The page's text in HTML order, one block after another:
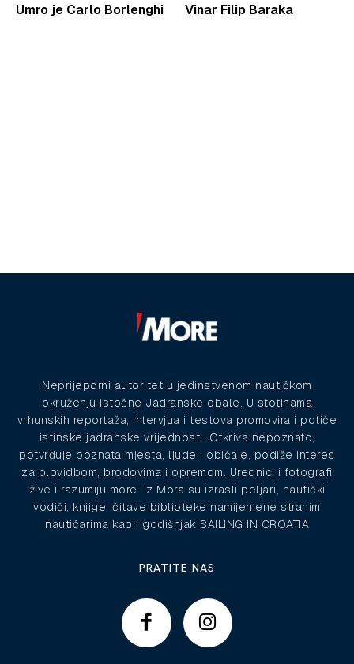
Umro je Carlo Borlenghi Vinar Filip Baraka
Neprijeporni autoritet u jedinstvenom nautičkom
okruženju istočne Jadranske obale. U stotinama
vrhunskih reportaža, intervjua i testova promovira i potiče
istinske jadranske vrijednosti. Otkriva nepoznato,
potvrđuje poznata mjesta, ljude i običaje, podiže interes
za plovidbom, brodovima i opremom. Urednici i fotografi
žive i razumiju more. Iz Mora su izrasli peljari, nautički
vodiči, knjige, čitave biblioteke namijenjene stranim
nautičarima kao i godišnjak SAILING IN CROATIA
PRATITE NAS